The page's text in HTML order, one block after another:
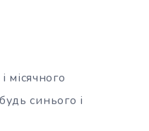
місячного
синього і